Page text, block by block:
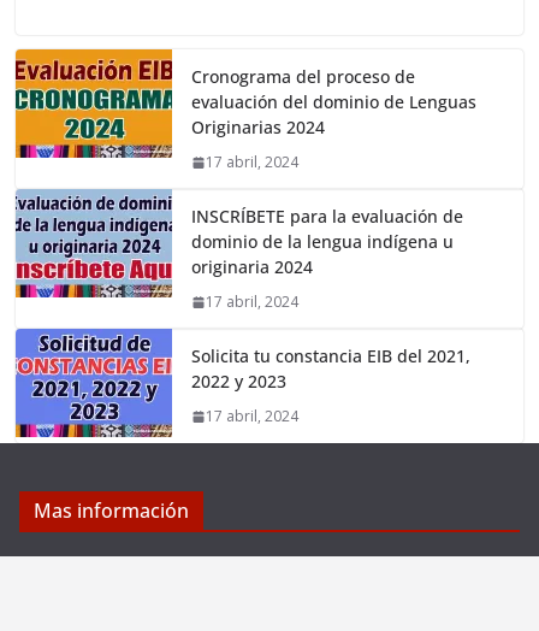
Cronograma del proceso de
evaluación del dominio de Lenguas
Originarias 2024
17 abril, 2024
INSCRÍBETE para la evaluación de
dominio de la lengua indígena u
originaria 2024
17 abril, 2024
Solicita tu constancia EIB del 2021,
2022 y 2023
17 abril, 2024
Mas información